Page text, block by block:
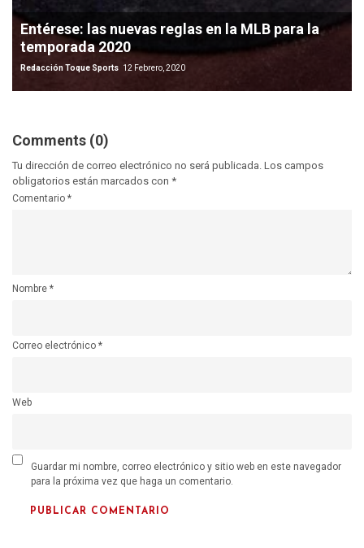
Entérese: las nuevas reglas en la MLB para la
temporada 2020
Redacción Toque Sports 12 Febrero, 2020
Comments (0)
Tu dirección de correo electrónico no será publicada. Los campos
obligatorios están marcados con *
Comentario *
Nombre *
Correo electrónico *
Web
Guardar mi nombre, correo electrónico y sitio web en este navegador
para la próxima vez que haga un comentario.